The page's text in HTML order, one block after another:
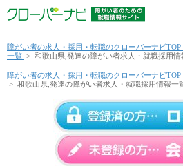
障がい者の求人・採用・転職のクローバーナビTOP
一覧 > 和歌山県,発達の障がい者求人・就職採用情
障がい者の求人・採用・転職のクローバーナビTOP
> 和歌山県,発達の障がい者求人・就職採用情報一